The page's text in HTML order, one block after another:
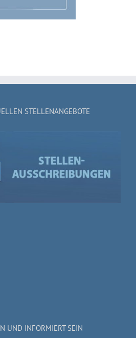
STELLENANGEBOTE
UND INFORMIERT SEIN